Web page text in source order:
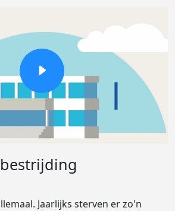
Jaarlijks sterven er zo'n